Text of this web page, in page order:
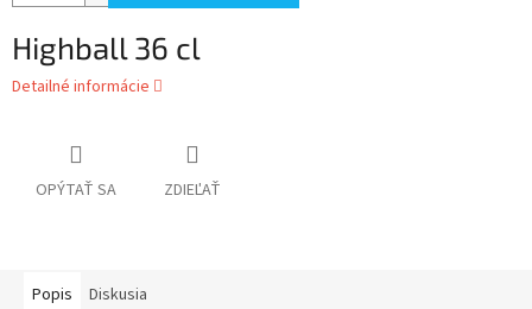
Highball 36 cl
Detailné informácie
OPÝTAŤ SA ZDIEĽAŤ
Popis Diskusia